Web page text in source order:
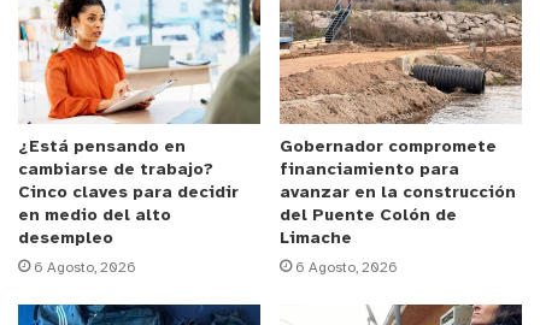
formalización donde se dispusieron sus medidas
cautelares.
y tú, ¿qué opinas?
¿Está pensando en
cambiarse de trabajo?
Cinco claves para decidir
en medio del alto
desempleo
6 Agosto, 2026
Gobernador compromete
financiamiento para
avanzar en la construcción
del Puente Colón de
Limache
6 Agosto, 2026